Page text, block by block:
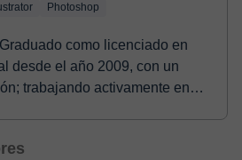
Photoshop
como licenciado en
desde el año 2009, con un
trabajando activamente en